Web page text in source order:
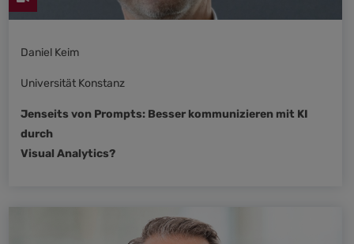
Daniel Keim
Universität Konstanz
Jenseits von Prompts: Besser kommunizieren mit KI
durch
Visual Analytics?